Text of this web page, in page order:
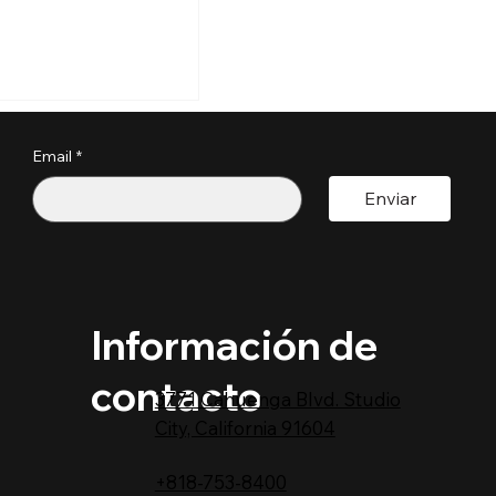
sobre
Email *
Enviar
Información de
contacto
3771 Cahuenga Blvd. Studio